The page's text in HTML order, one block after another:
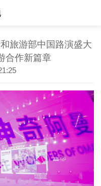
旅游部中国路演盛大
合作新篇章